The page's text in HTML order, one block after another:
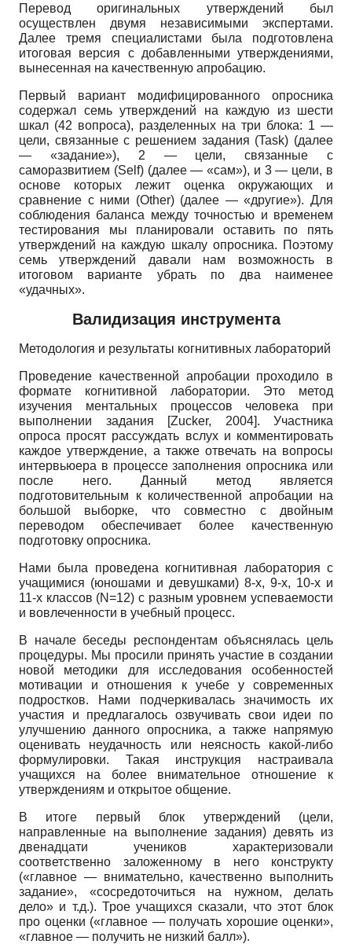
Перевод оригинальных утверждений был
осуществлен двумя независимыми экспертами.
Далее тремя специалистами была подготовлена
итоговая версия с добавленными утверждениями,
вынесенная на качественную апробацию.
Первый вариант модифицированного опросника
содержал семь утверждений на каждую из шести
шкал (42 вопроса), разделенных на три блока: 1 —
цели, связанные с решением задания (Task) (далее
— «задание»), 2 — цели, связанные с
саморазвитием (Self) (далее — «сам»), и 3 — цели, в
основе которых лежит оценка окружающих и
сравнение с ними (Other) (далее — «другие»). Для
соблюдения баланса между точностью и временем
тестирования мы планировали оставить по пять
утверждений на каждую шкалу опросника. Поэтому
семь утверждений давали нам возможность в
итоговом варианте убрать по два наименее
«удачных».
Валидизация инструмента
Методология и результаты когнитивных лабораторий
Проведение качественной апробации проходило в
формате когнитивной лаборатории. Это метод
изучения ментальных процессов человека при
выполнении задания
[Zucker, 2004]. Участника
опроса просят рассуждать вслух и комментировать
каждое утверждение, а также отвечать на вопросы
интервьюера в процессе заполнения опросника или
после него. Данный метод является
подготовительным к количественной апробации на
большой выборке, что совместно с двойным
переводом обеспечивает более качественную
подготовку опросника.
Нами была проведена когнитивная лаборатория с
учащимися (юношами и девушками) 8-х, 9-х, 10-х и
11-х классов (N=12)с разным уровнем успеваемости
и вовлеченности в учебный процесс.
В начале беседы респондентам объяснялась цель
процедуры. Мы просили принять участие в создании
новой методики для исследования особенностей
мотивации и отношения к учебе у современных
подростков. Нами подчеркивалась значимость их
участия и предлагалось озвучивать свои идеи по
улучшению данного опросника, а также напрямую
оценивать неудачность или неясность какой-либо
формулировки. Такая инструкция настраивала
учащихся на более внимательное отношение к
утверждениям и открытое общение.
В итоге первый блок утверждений (цели,
направленные на выполнение задания) девять из
двенадцати учеников характеризовали
соответственно заложенному в него конструкту
(«главное — внимательно, качественно выполнить
задание», «сосредоточиться на нужном, делать
дело» и т.д.). Трое учащихся сказали, что этот блок
про оценки («главное — получать хорошие оценки»,
«главное — получить не низкий балл»).